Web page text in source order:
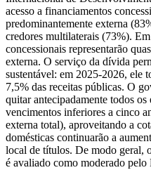
acesso a financiamentos
predominantemente externa
credores multilaterais (73%).
concessionais representarão
externa. O serviço da dívida
sustentável: em 2025-2026, ele
7,5% das receitas públicas. O
quitar antecipadamente todos
vencimentos inferiores a cinco
externa total), aproveitando a
domésticas continuarão a
local de títulos. De modo geral,
é avaliado como moderado